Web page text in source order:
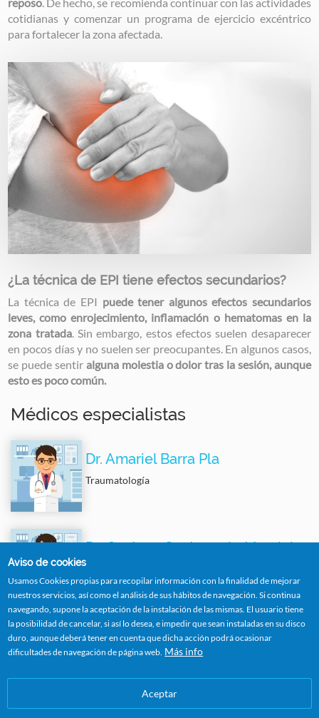
cotidianas y comenzar un programa de ejercicio excéntrico
para fortalecer la zona afectada.
Image
¿La técnica de EPI tiene efectos secundarios?
La técnica de EPI puede tener algunos efectos secundarios
leves, como enrojecimiento, inflamación o hematomas en la
zona tratada. Sin embargo, estos efectos suelen desaparecer
en pocos días y no suelen ser preocupantes. En algunos casos,
se puede sentir alguna molestia o dolor tras la sesión, aunque
esto es poco común.
Médicos especialistas
Dr. Amariel Barra Pla
Traumatología
Dr. Gustavo Santangelo Magrini
Traumatología
Medicina Deportiva
Solicitar Cita
Aviso de cookies
Usamos Cookies propias para recopilar información con la finalidad de mejorar
nuestros servicios, así como el análisis de sus hábitos de navegación. Si continua
navegando, supone la aceptación de la instalación de las mismas. El usuario tiene
la posibilidad de cancelar, si así lo desea, e impedir que sean instaladas en su disco
duro, aunque deberá tener en cuenta que dicha acción podrá ocasionar
dificultades de navegación de página web. Más info
Aceptar